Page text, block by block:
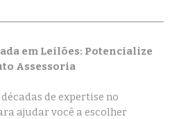
em Leilões: Potencialize
Assessoria
de expertise no
ajudar você a escolher